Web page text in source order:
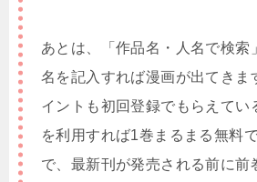
あとは、「作品名・人名で検索
名を記入すれば漫画が出てきま
イントも初回登録でもらえてい
を利用すれば1巻まるまる無料
で、最新刊が発売される前に前